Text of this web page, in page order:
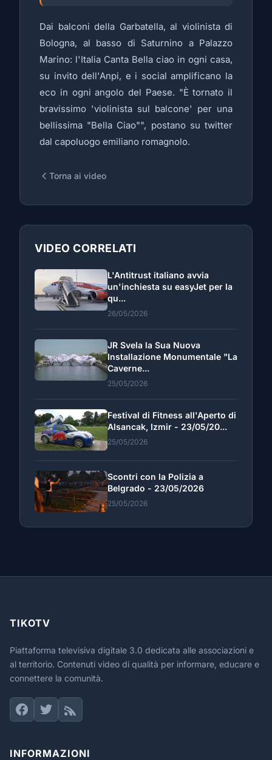
Dai balconi della Garbatella, al violinista di
Bologna, al basso di Saturnino a Palazzo
Marino: l'Italia Canta Bella ciao in ogni casa,
su invito dell'Anpi, e i social amplificano la
eco in ogni angolo del Paese. "È tornato il
bravissimo 'violinista sul balcone' per una
bellissima "Bella Ciao"", postano su twitter
dal capoluogo emiliano romagnolo.
Torna ai video
VIDEO CORRELATI
L'Antitrust italiano avvia
un'inchiesta su easyJet per la
qu...
26/05/2026
JR Svela la Sua Nuova
Installazione Monumentale "La
Caverne...
25/05/2026
Festival di Fitness all'Aperto di
Alsancak, Izmir - 23/05/20...
25/05/2026
Scontri con la Polizia a
Belgrado - 23/05/2026
25/05/2026
TIKOTV
Piattaforma televisiva digitale 3.0 dedicata alle associazioni e
al territorio. Contenuti video di qualità per informare, educare e
connettere la comunità.
INFORMAZIONI